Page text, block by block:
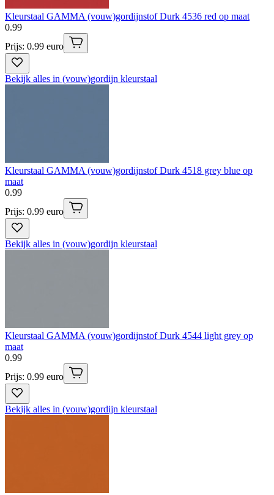
Kleurstaal GAMMA (vouw)gordijnstof Durk 4536 red op maat
0.99
Prijs: 0.99 euro
Bekijk alles in (vouw)gordijn kleurstaal
Kleurstaal GAMMA (vouw)gordijnstof Durk 4518 grey blue op
maat
0.99
Prijs: 0.99 euro
Bekijk alles in (vouw)gordijn kleurstaal
Kleurstaal GAMMA (vouw)gordijnstof Durk 4544 light grey op
maat
0.99
Prijs: 0.99 euro
Bekijk alles in (vouw)gordijn kleurstaal